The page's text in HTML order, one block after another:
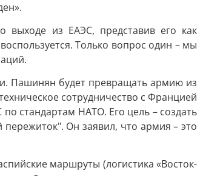
выходе из ЕАЭС, представив его как
Только вопрос один – мы
Пашинян будет превращать армию из
сотрудничество с Францией
стандартам НАТО. Его цель – создать
Он заявил, что армия – это
маршруты (логистика «Восток-